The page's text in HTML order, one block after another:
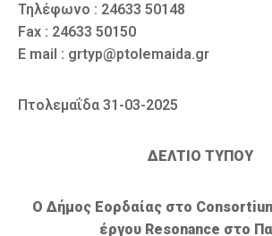
Τηλέφωνο : 24633 50148
Fax : 24633 50150
E mail : grtyp@ptolemaida.gr
Πτολεμαΐδα 31-03-2025
ΔΕΛΤΙΟ ΤΥΠΟΥ
Ο Δήμος Εορδαίας στο
έργου Resonance στο